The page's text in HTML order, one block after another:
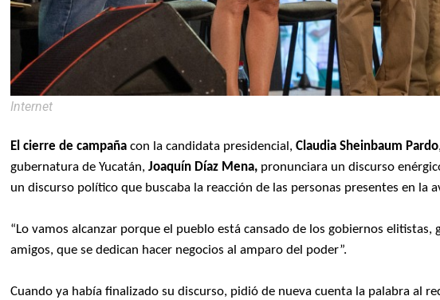
Internet
El cierre de campaña con la candidata presidencial,Claudia Sheinbaum Pardo
gubernatura de Yucatán,Joaquín Díaz Mena, pronunciara un discurso
un discurso político que buscaba la reacción de las personas presentes en la
“Lo vamos alcanzar porque el pueblo está cansado de los gobiernos
amigos, que se dedican hacer negocios al amparo del poder”.
Cuando ya había finalizado su discurso, pidió de nueva cuenta la palabra al